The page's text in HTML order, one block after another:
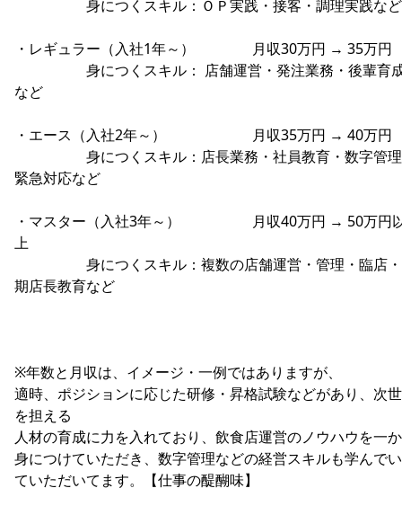
身につくスキル：ＯＰ実践・接客・調理実践など
・レギュラー（入社1年～） 月収30万円 → 35万
身につくスキル： 店舗運営・発注業務・後輩育
など
・エース（入社2年～） 月収35万円 → 40万
身につくスキル：店長業務・社員教育・数字管
緊急対応など
・マスター（入社3年～） 月収40万円 → 50万円
上
身につくスキル：複数の店舗運営・管理・臨店
期店長教育など
※年数と月収は、イメージ・一例ではありますが、
適時、ポジションに応じた研修・昇格試験などがあり、次
を担える
人材の育成に力を入れており、飲食店運営のノウハウを一
身につけていただき、数字管理などの経営スキルも学んで
ていただいてます。【仕事の醍醐味】